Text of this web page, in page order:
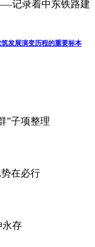
发展演变历程的重要标本